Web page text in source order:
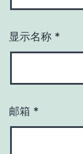
显示名称 *
邮箱 *